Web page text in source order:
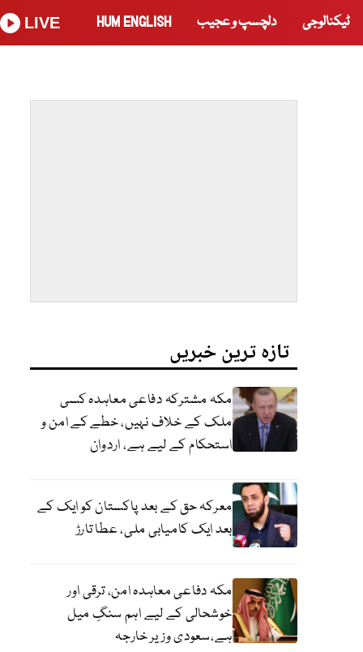
ٹیکنالوجی دلچسپ و عجیب HUM ENGLISH
LIVE
تازہ ترین خبریں
مکہ مشترکہ دفاعی معاہدہ کسی
ملک کے خلاف نہیں، خطے کے امن و
استحکام کے لیے ہے، اردوان
معرکہ حق کے بعد پاکستان کو ایک کے
بعد ایک کامیابی ملی، عطا تارڑ
مکہ دفاعی معاہدہ امن، ترقی اور
خوشحالی کے لیے اہم سنگِ میل
ہے،سعودی وزیر خارجہ